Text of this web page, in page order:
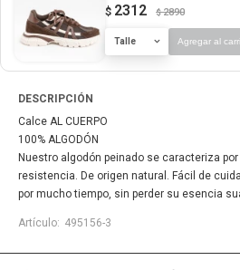
$ 2312 $ 2890
Talle Agregar al
DESCRIPCIÓN
Calce AL CUERPO
100% ALGODÓN
Nuestro algodón peinado se caracteriza
resistencia. De origen natural. Fácil de
por mucho tiempo, sin perder su esencia
495156-3